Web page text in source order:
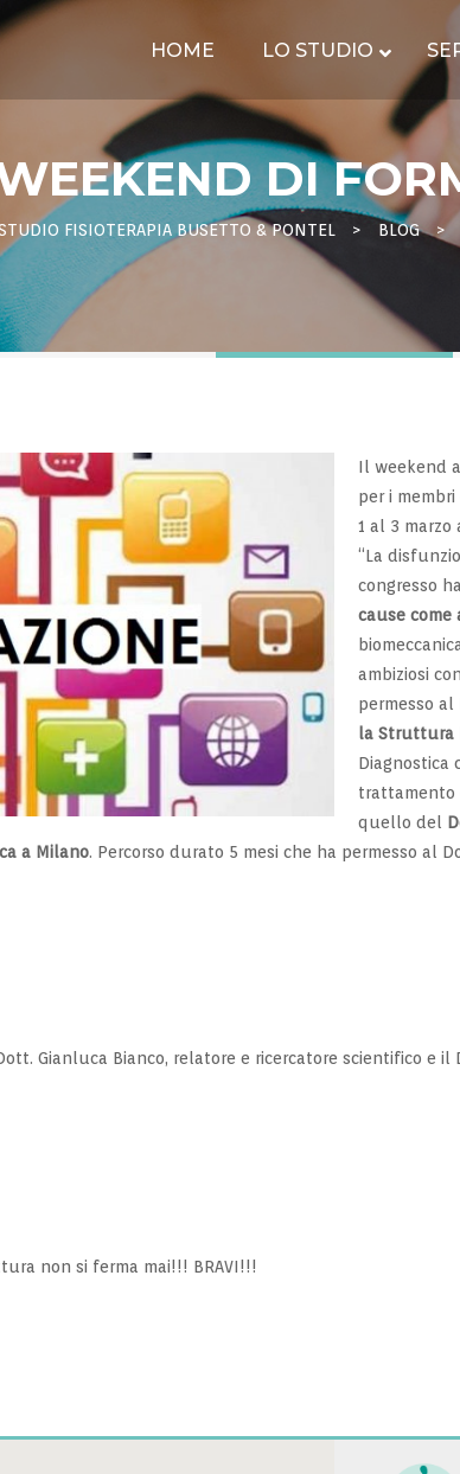
HOME LO STUDIO
DI
FISIOTERAPIA BUSETTO & PONTEL > BLOG >
Il weekend
per i
1 al 3 marzo
“La
congresso
cause
ambiziosi
permesso
la Struttura
Diagnostica
trattamento
quello del
a Milano. Percorso durato 5 mesi che ha permesso al
Gianluca Bianco, relatore e ricercatore scientifico e
non si ferma mai!!! BRAVI!!!